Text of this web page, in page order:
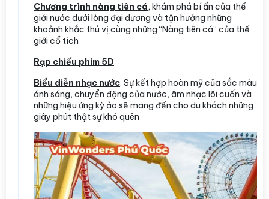
Chương trình nàng tiên cá, khám phá bí ẩn của thế
giới nước dưới lòng đại dương và tận hưởng những
khoảnh khắc thú vị cùng những “Nàng tiên cá” của thế
giới cổ tích
Rạp chiếu phim 5D
Biểu diễn nhạc nước. Sự kết hợp hoàn mỹ của sắc màu
ánh sáng, chuyển động của nước, âm nhạc lôi cuốn và
những hiệu ứng kỳ ảo sẽ mang đến cho du khách những
giây phút thật sự khó quên